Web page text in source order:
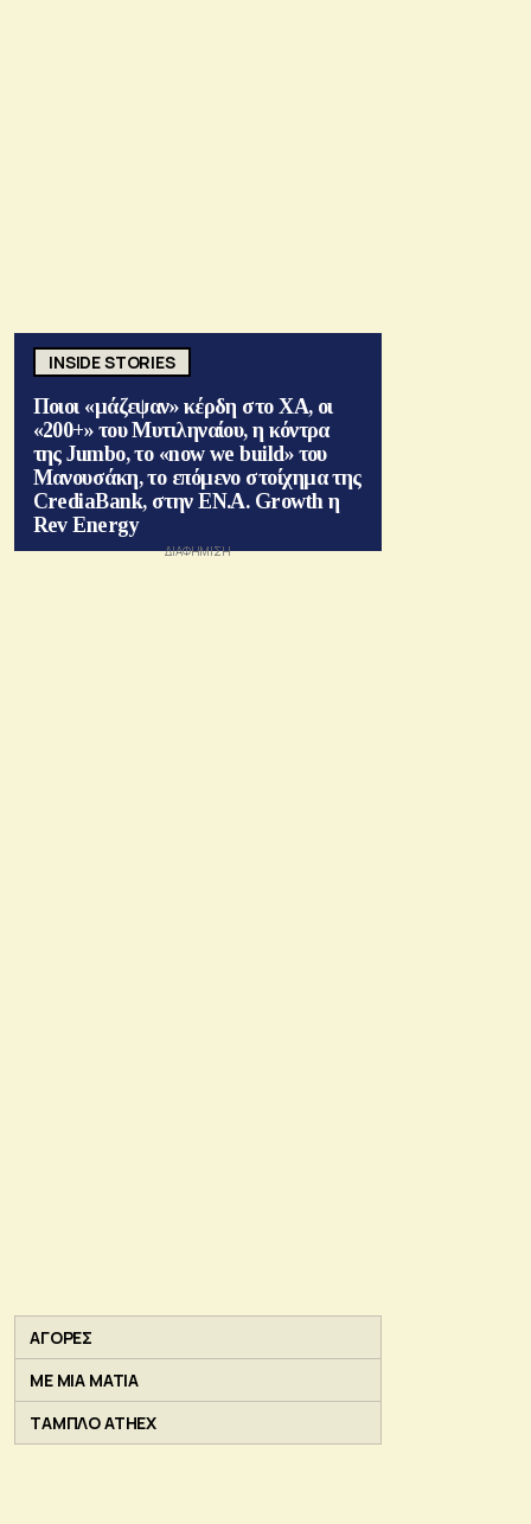
INSIDE STORIES
Ποιοι «μάζεψαν» κέρδη στο ΧΑ, οι
«200+» του Μυτιληναίου, η κόντρα
της Jumbo, το «now we build» του
Μανουσάκη, το επόμενο στοίχημα της
CrediaBank, στην ΕΝ.Α. Growth η
Rev Energy
ΑΓΟΡΕΣ
ΜΕ ΜΙΑ ΜΑΤΙΑ
ΤΑΜΠΛΟ ATHEX